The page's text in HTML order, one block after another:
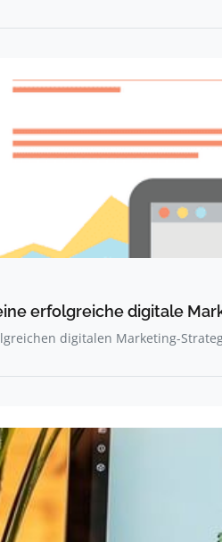
erfolgreiche digitale
digitalen Marketing-